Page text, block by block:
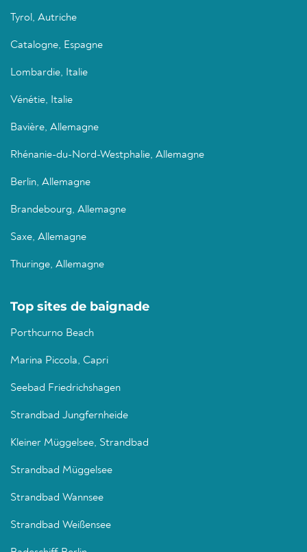
Tyrol, Autriche
Catalogne, Espagne
Lombardie, Italie
Vénétie, Italie
Bavière, Allemagne
Rhénanie-du-Nord-Westphalie, Allemagne
Berlin, Allemagne
Brandebourg, Allemagne
Saxe, Allemagne
Thuringe, Allemagne
Top sites de baignade
Porthcurno Beach
Marina Piccola, Capri
Seebad Friedrichshagen
Strandbad Jungfernheide
Kleiner Müggelsee, Strandbad
Strandbad Müggelsee
Strandbad Wannsee
Strandbad Weißensee